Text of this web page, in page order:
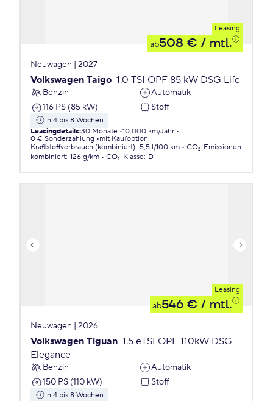
Leasing
ab508 € / mtl.
Neuwagen | 2027
Volkswagen Taigo 1.0 TSI OPF 85 kW DSG Life
Benzin
Automatik
116 PS (85 kW)
Stoff
in 4 bis 8 Wochen
Leasingdetails:30 Monate 10.000 km/Jahr
0 € Sonderzahlung
mit Kaufoption
Kraftstoffverbrauch (kombiniert): 5,5 l/100 km
CO₂-Emissionen
kombiniert: 126 g/km CO₂-Klasse: D
Leasing
ab546 € / mtl.
Neuwagen | 2026
Volkswagen Tiguan 1.5 eTSI OPF 110kW DSG
Elegance
Benzin
Automatik
150 PS (110 kW)
Stoff
in 4 bis 8 Wochen